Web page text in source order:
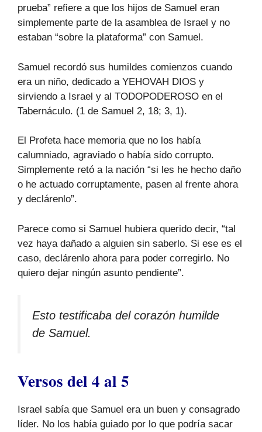
prueba” refiere a que los hijos de Samuel eran
simplemente parte de la asamblea de Israel y no
estaban “sobre la plataforma” con Samuel.
Samuel recordó sus humildes comienzos cuando
era un niño, dedicado a YEHOVAH DIOS y
sirviendo a Israel y al TODOPODEROSO en el
Tabernáculo. (1 de Samuel 2, 18; 3, 1).
El Profeta hace memoria que no los había
calumniado, agraviado o había sido corrupto.
Simplemente retó a la nación “si les he hecho daño
o he actuado corruptamente, pasen al frente ahora
y declárenlo”.
Parece como si Samuel hubiera querido decir, “tal
vez haya dañado a alguien sin saberlo. Si ese es el
caso, declárenlo ahora para poder corregirlo. No
quiero dejar ningún asunto pendiente”.
Esto testificaba del corazón humilde
de Samuel.
Versos del 4 al 5
Israel sabía que Samuel era un buen y consagrado
líder. No los había guiado por lo que podría sacar